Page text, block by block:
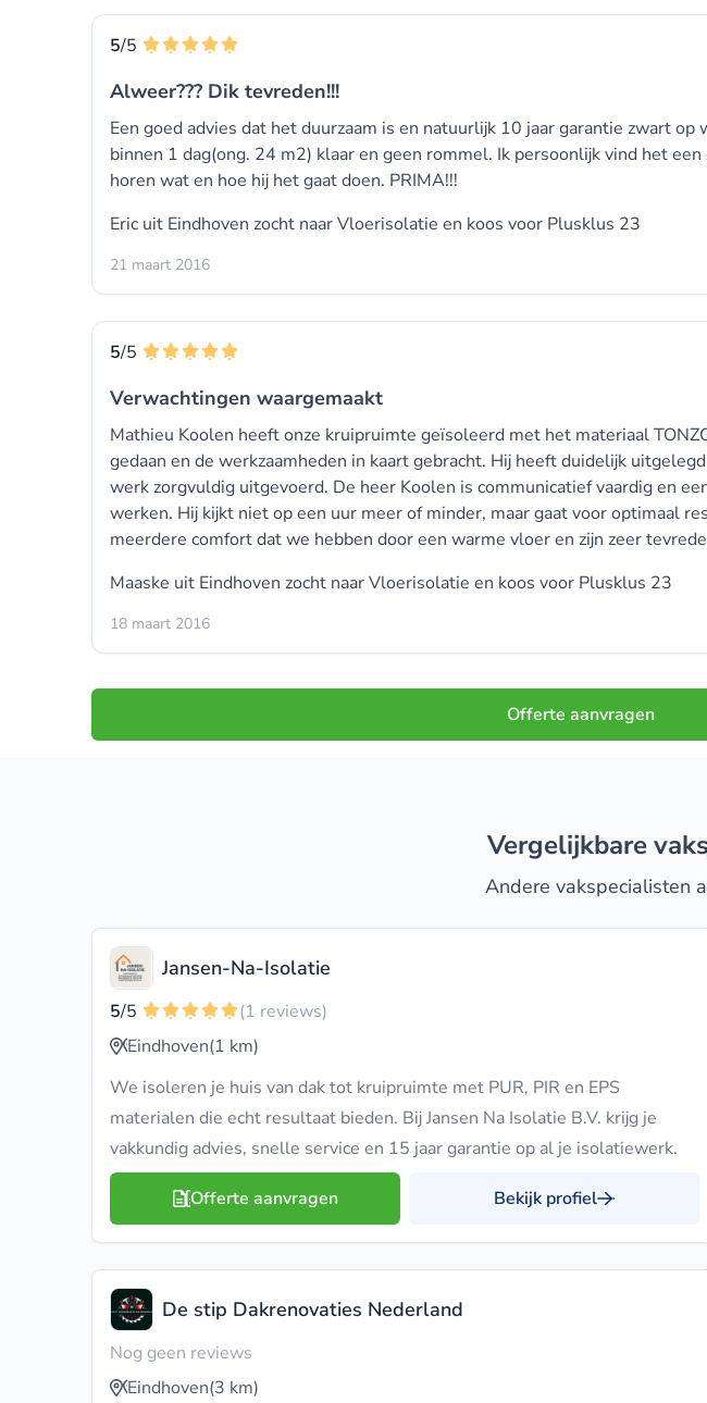
5/5
Alweer??? Dik tevreden!!!
Een goed advies dat het duurzaam is en natuurlijk 10 jaar garantie zwart
binnen 1 dag(ong. 24 m2) klaar en geen rommel. Ik persoonlijk vind het
horen wat en hoe hij het gaat doen. PRIMA!!!
Eric uit Eindhoven zocht naar Vloerisolatie en koos voor Plusklus 23
21 maart 2016
5/5
Verwachtingen waargemaakt
Mathieu Koolen heeft onze kruipruimte geïsoleerd met het materiaal
gedaan en de werkzaamheden in kaart gebracht. Hij heeft duidelijk
werk zorgvuldig uitgevoerd. De heer Koolen is communicatief vaardig en
werken. Hij kijkt niet op een uur meer of minder, maar gaat voor optimaal
meerdere comfort dat we hebben door een warme vloer en zijn zeer
Maaske uit Eindhoven zocht naar Vloerisolatie en koos voor Plusklus 23
18 maart 2016
Offerte aanvragen
Vergelijkbare
Andere vakspecialisten
Jansen-Na-Isolatie
5/5
(1 reviews)
Eindhoven(1 km)
We isoleren je huis van dak tot kruipruimte met PUR, PIR en EPS
materialen die echt resultaat bieden. Bij Jansen Na Isolatie B.V. krijg je
vakkundig advies, snelle service en 15 jaar garantie op al je isolatiewerk.
Offerte aanvragen Bekijk profiel
De stip Dakrenovaties Nederland
Nog geen reviews
Eindhoven(3 km)